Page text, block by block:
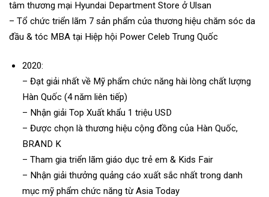
tâm thương mại Hyundai Department Store ở Ulsan
– Tổ chức triển lãm 7 sản phẩm của thương hiệu chăm sóc da
đầu & tóc MBA tại Hiệp hội Power Celeb Trung Quốc
2020:
– Đạt giải nhất về Mỹ phẩm chức năng hài lòng chất lượng
Hàn Quốc (4 năm liên tiếp)
– Nhận giải Top Xuất khẩu 1 triệu USD
– Được chọn là thương hiệu cộng đồng của Hàn Quốc,
BRAND K
– Tham gia triển lãm giáo dục trẻ em & Kids Fair
– Nhận giải thưởng quảng cáo xuất sắc nhất trong danh
mục mỹ phẩm chức năng từ Asia Today